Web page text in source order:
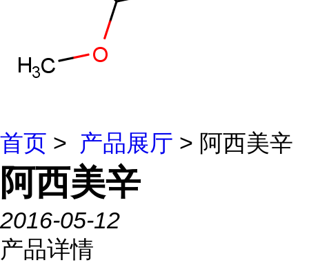
首页 > 产品展厅 > 阿西美辛
阿西美辛
2016-05-12
产品详情